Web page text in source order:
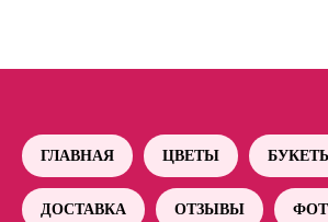
ГЛАВНАЯ ЦВЕТЫ
ДОСТАВКА ОТЗЫВЫ